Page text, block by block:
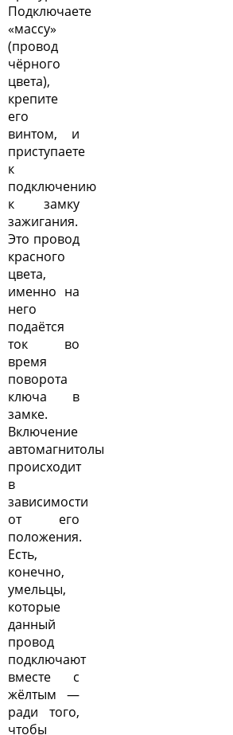
Подключаете
«массу»
(провод
чёрного
цвета),
крепите
его
винтом, и
приступаете
к
подключению
к замку
зажигания.
Это провод
красного
цвета,
именно на
него
подаётся
ток во
время
поворота
ключа в
замке.
Включение
автомагнитолы
происходит
в
зависимости
от его
положения.
Есть,
конечно,
умельцы,
которые
данный
провод
подключают
вместе с
жёлтым —
ради того,
чтобы